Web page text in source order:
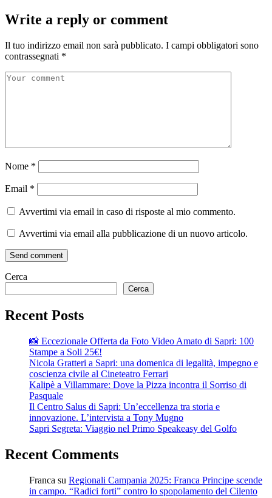
Write a reply or comment
Il tuo indirizzo email non sarà pubblicato. I campi obbligatori sono
contrassegnati *
Comment
Nome *
Email *
Avvertimi via email in caso di risposte al mio commento.
Avvertimi via email alla pubblicazione di un nuovo articolo.
Send comment
Cerca
Cerca
Recent Posts
📸 Eccezionale Offerta da Foto Video Amato di Sapri: 100
Stampe a Soli 25€!
Nicola Gratteri a Sapri: una domenica di legalità, impegno e
coscienza civile al Cineteatro Ferrari
Kalipè a Villammare: Dove la Pizza incontra il Sorriso di
Pasquale
Il Centro Salus di Sapri: Un’eccellenza tra storia e
innovazione. L’intervista a Tony Mugno
Sapri Segreta: Viaggio nel Primo Speakeasy del Golfo
Recent Comments
Franca su Regionali Campania 2025: Franca Principe scende
in campo. “Radici forti” contro lo spopolamento del Cilento